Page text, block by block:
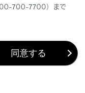
700-7700）まで
同意する